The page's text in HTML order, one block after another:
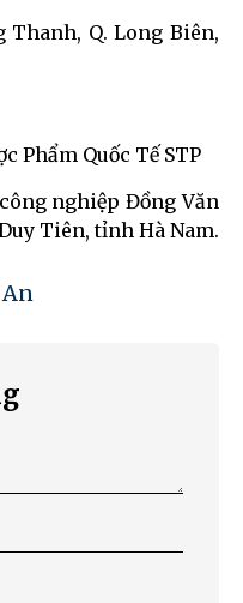
Thanh, Q. Long Biên,
Phẩm Quốc Tế STP
nghiệp Đồng Văn
Tiên, tỉnh Hà Nam.
An